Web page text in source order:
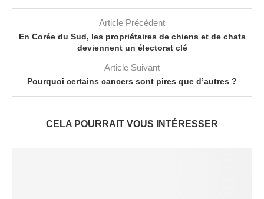
Article Précédent
En Corée du Sud, les propriétaires de chiens et de chats
deviennent un électorat clé
Article Suivant
Pourquoi certains cancers sont pires que d’autres ?
CELA POURRAIT VOUS INTÉRESSER